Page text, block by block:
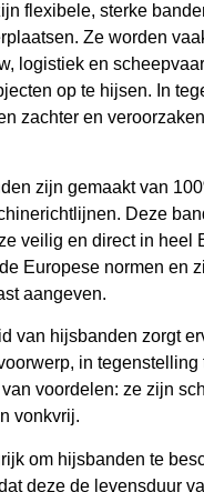
flexibele, sterke
Ze worden
logistiek en
op te hijsen. In
zachter en
zijn gemaakt van
Deze
veilig en direct in heel
Europese normen en
aangeven.
van hijsbanden zorgt
in
voordelen: ze zijn
vonkvrij.
om hijsbanden te
deze de levensduur